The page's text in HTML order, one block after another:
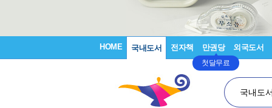
HOME 국내도서 전자책 만권당
첫달무료
외국도서
국내도